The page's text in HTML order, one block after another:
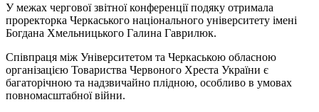
У межах чергової звітної конференції подяку отримала
проректорка Черкаського національного університету імені
Богдана Хмельницького Галина Гаврилюк.
Співпраця між Університетом та Черкаською обласною
організацією Товариства Червоного Хреста України є
багаторічною та надзвичайно плідною, особливо в умовах
повномасштабної війни.